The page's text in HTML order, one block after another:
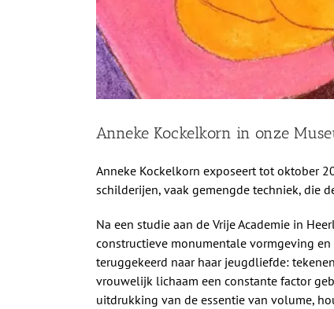
Anneke Kockelkorn in onze
Anneke Kockelkorn exposeert tot oktober
schilderijen, vaak gemengde techniek, die
Na een studie aan de Vrije Academie in
constructieve monumentale vormgeving
teruggekeerd naar haar jeugdliefde:
vrouwelijk lichaam een constante factor
uitdrukking van de essentie van volume,